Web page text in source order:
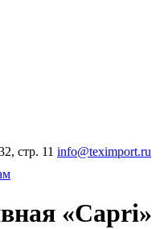
стр. 11 info@teximport.ru
«Capri»